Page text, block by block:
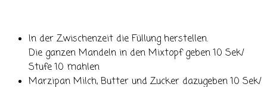
In der Zwischenzeit die Füllung herstellen.
Die ganzen Mandeln in den Mixtopf geben 10 Sek/
Stufe 10 mahlen
Marzipan Milch, Butter und Zucker dazugeben 10 Sek/